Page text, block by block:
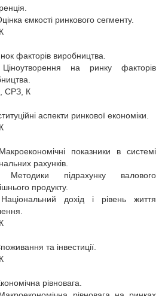
ємкості ринкового сегменту.
факторів виробництва.
на ринку факторів
СРЗ, К
аспекти ринкової економіки.
показники в системі
рахунків.
підрахунку валового
продукту.
дохід і рівень життя
та інвестиції.
рівновага.